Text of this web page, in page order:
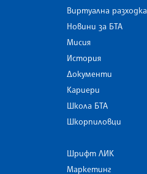
Виртуална разходка
Новини за БТА
Мисия
История
Документи
Кариери
Школа БТА
Шкорпиловци
Шрифт ЛИК
Маркетинг